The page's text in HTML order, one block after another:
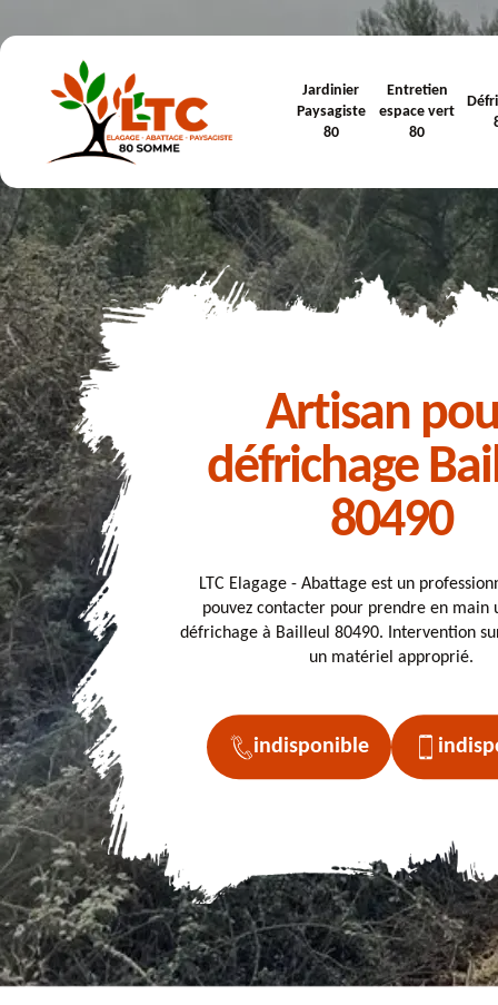
Jardinier
Paysagiste
80
Entretien
espace vert
80
Artisan
défrichage
80490
LTC Elagage - Abattage est un
pouvez contacter pour prendre en main
défrichage à Bailleul 80490. Intervention
un matériel approprié.
indisponible